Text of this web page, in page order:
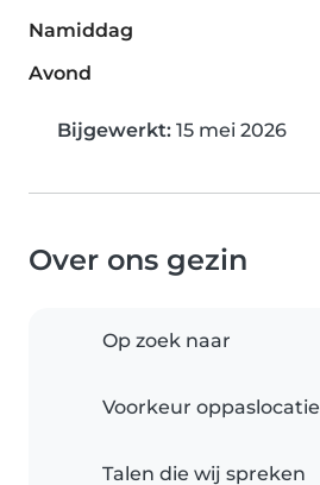
Namiddag
Avond
Bijgewerkt: 15 mei 2026
Over ons gezin
Op zoek naar
Voorkeur oppaslocatie
Talen die wij spreken